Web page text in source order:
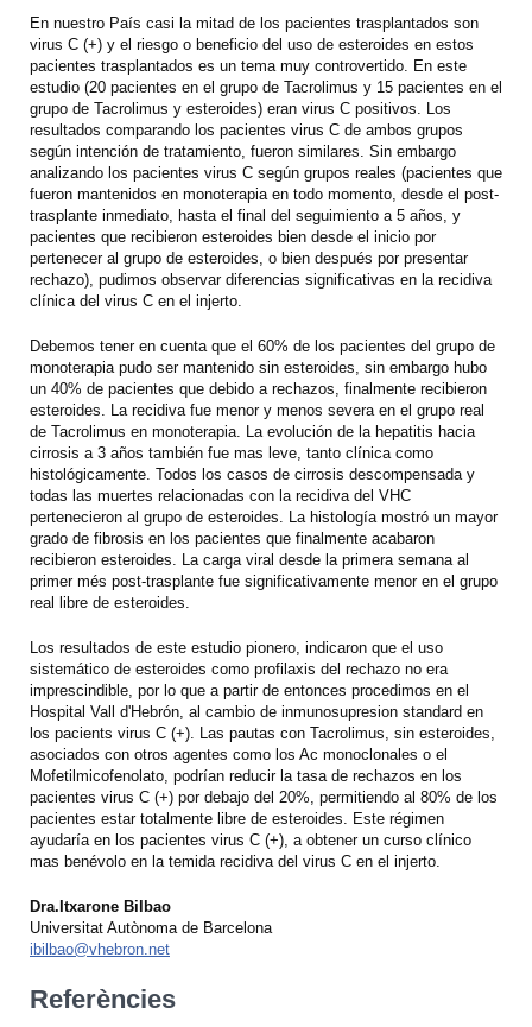
En nuestro País casi la mitad de los pacientes trasplantados son
virus C (+) y el riesgo o beneficio del uso de esteroides en estos
pacientes trasplantados es un tema muy controvertido. En este
estudio (20 pacientes en el grupo de Tacrolimus y 15 pacientes en el
grupo de Tacrolimus y esteroides) eran virus C positivos. Los
resultados comparando los pacientes virus C de ambos grupos
según intención de tratamiento, fueron similares. Sin embargo
analizando los pacientes virus C según grupos reales (pacientes que
fueron mantenidos en monoterapia en todo momento, desde el post-
trasplante inmediato, hasta el final del seguimiento a 5 años, y
pacientes que recibieron esteroides bien desde el inicio por
pertenecer al grupo de esteroides, o bien después por presentar
rechazo), pudimos observar diferencias significativas en la recidiva
clínica del virus C en el injerto.
Debemos tener en cuenta que el 60% de los pacientes del grupo de
monoterapia pudo ser mantenido sin esteroides, sin embargo hubo
un 40% de pacientes que debido a rechazos, finalmente recibieron
esteroides. La recidiva fue menor y menos severa en el grupo real
de Tacrolimus en monoterapia. La evolución de la hepatitis hacia
cirrosis a 3 años también fue mas leve, tanto clínica como
histológicamente. Todos los casos de cirrosis descompensada y
todas las muertes relacionadas con la recidiva del VHC
pertenecieron al grupo de esteroides. La histología mostró un mayor
grado de fibrosis en los pacientes que finalmente acabaron
recibieron esteroides. La carga viral desde la primera semana al
primer més post-trasplante fue significativamente menor en el grupo
real libre de esteroides.
Los resultados de este estudio pionero, indicaron que el uso
sistemático de esteroides como profilaxis del rechazo no era
imprescindible, por lo que a partir de entonces procedimos en el
Hospital Vall d'Hebrón, al cambio de inmunosupresion standard en
los pacients virus C (+). Las pautas con Tacrolimus, sin esteroides,
asociados con otros agentes como los Ac monoclonales o el
Mofetilmicofenolato, podrían reducir la tasa de rechazos en los
pacientes virus C (+) por debajo del 20%, permitiendo al 80% de los
pacientes estar totalmente libre de esteroides. Este régimen
ayudaría en los pacientes virus C (+), a obtener un curso clínico
mas benévolo en la temida recidiva del virus C en el injerto.
Dra.Itxarone Bilbao
Universitat Autònoma de Barcelona
ibilbao@vhebron.net
Referències